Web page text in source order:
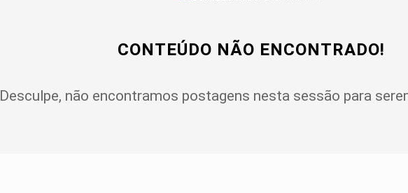
CONTEÚDO NÃO ENCONTRADO!
Desculpe, não encontramos postagens nesta sessão para